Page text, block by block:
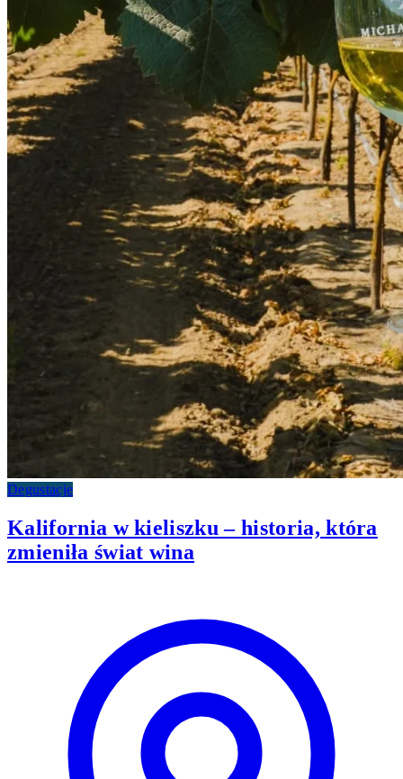
Degustacje
Kalifornia w kieliszku – historia, która
zmieniła świat wina